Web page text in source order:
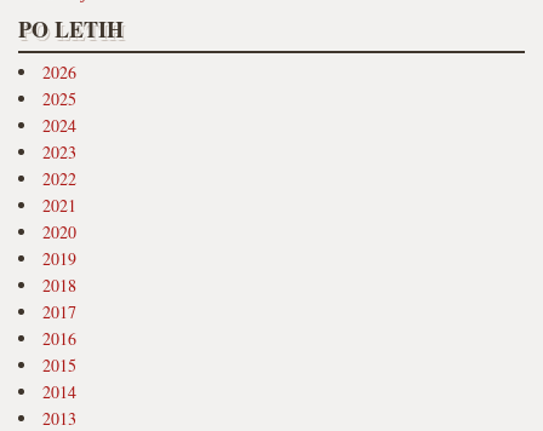
PO LETIH
2026
2025
2024
2023
2022
2021
2020
2019
2018
2017
2016
2015
2014
2013